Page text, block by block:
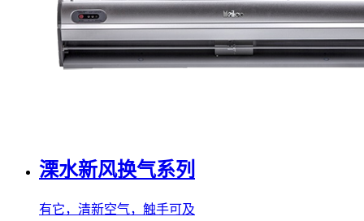
溧水新风换气系列
有它，清新空气，触手可及